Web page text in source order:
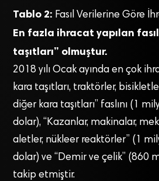
Tablo 2: Fasıl Verilerine Göre
En fazla ihracat yapılan
taşıtları” olmuştur.
2018 yılı Ocak ayında en çok
kara taşıtları, traktörler,
diğer kara taşıtları” faslını (1
dolar), “Kazanlar, makinalar,
aletler, nükleer reaktörler” (1
dolar) ve “Demir ve çelik” (860
takip etmiştir.